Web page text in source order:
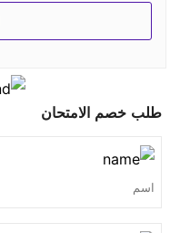
شهادة تكنولوجيا
في الصناعة.
هناك دائمًا بعض
الخاصة. إذا كنت مهتمًا
على خصم وتحقق
طلب خصم الامتحان